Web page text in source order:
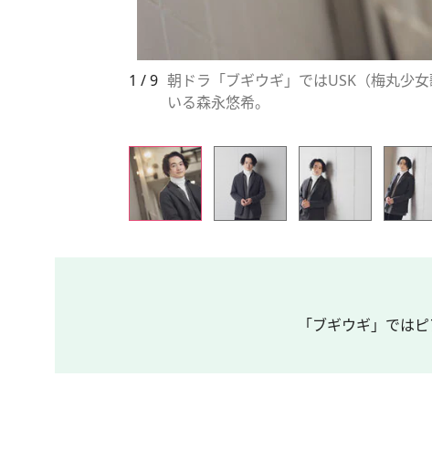
1 / 9 朝ドラ「ブギウギ」ではUSK（梅丸少
いる森永悠希。
「ブギウギ」では